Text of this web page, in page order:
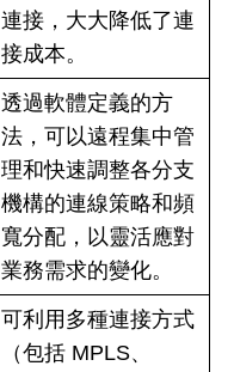
連接，大大降低了連
接成本。
透過軟體定義的方
法，可以遠程集中管
理和快速調整各分支
機構的連線策略和頻
寬分配，以靈活應對
業務需求的變化。
可利用多種連接方式
（包括 MPLS、